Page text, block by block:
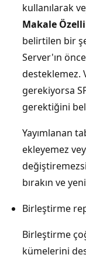
kullanılarak
Makale
belirtilen bir
Server'ın
desteklemez.
gerekiyorsa
gerektiğini
Yayımlanan
ekleyemez
bırakın ve
Birleştirme
Birleştirme
kümelerini